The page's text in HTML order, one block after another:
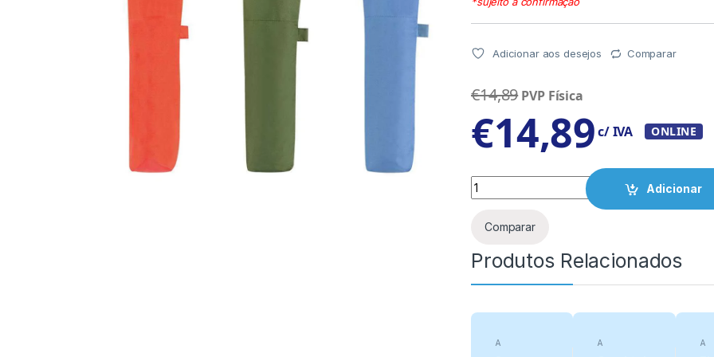
Adicionar aos desejos Comparar
€14,89 PVP Física
€14,89c/ IVA ONLINE
Quantity
Adicionar
Comparar
Produtos Relacionados
A
A
A